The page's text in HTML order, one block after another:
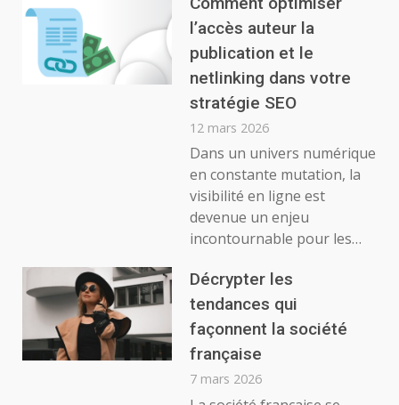
l’accès auteur la
publication et le
netlinking dans votre
stratégie SEO
12 mars 2026
Dans un univers numérique
en constante mutation, la
visibilité en ligne est
devenue un enjeu
incontournable pour les…
Décrypter les
tendances qui
façonnent la société
française
7 mars 2026